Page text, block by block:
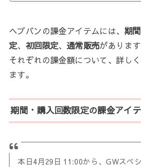
ヘブバンの課金アイテムには、 期
定、 初回限定、 通常販売があります
それぞれの課金額について、詳し
ます。
期間・購入回数限定の課金アイ
本日4月29日 11:00から、GWスペ